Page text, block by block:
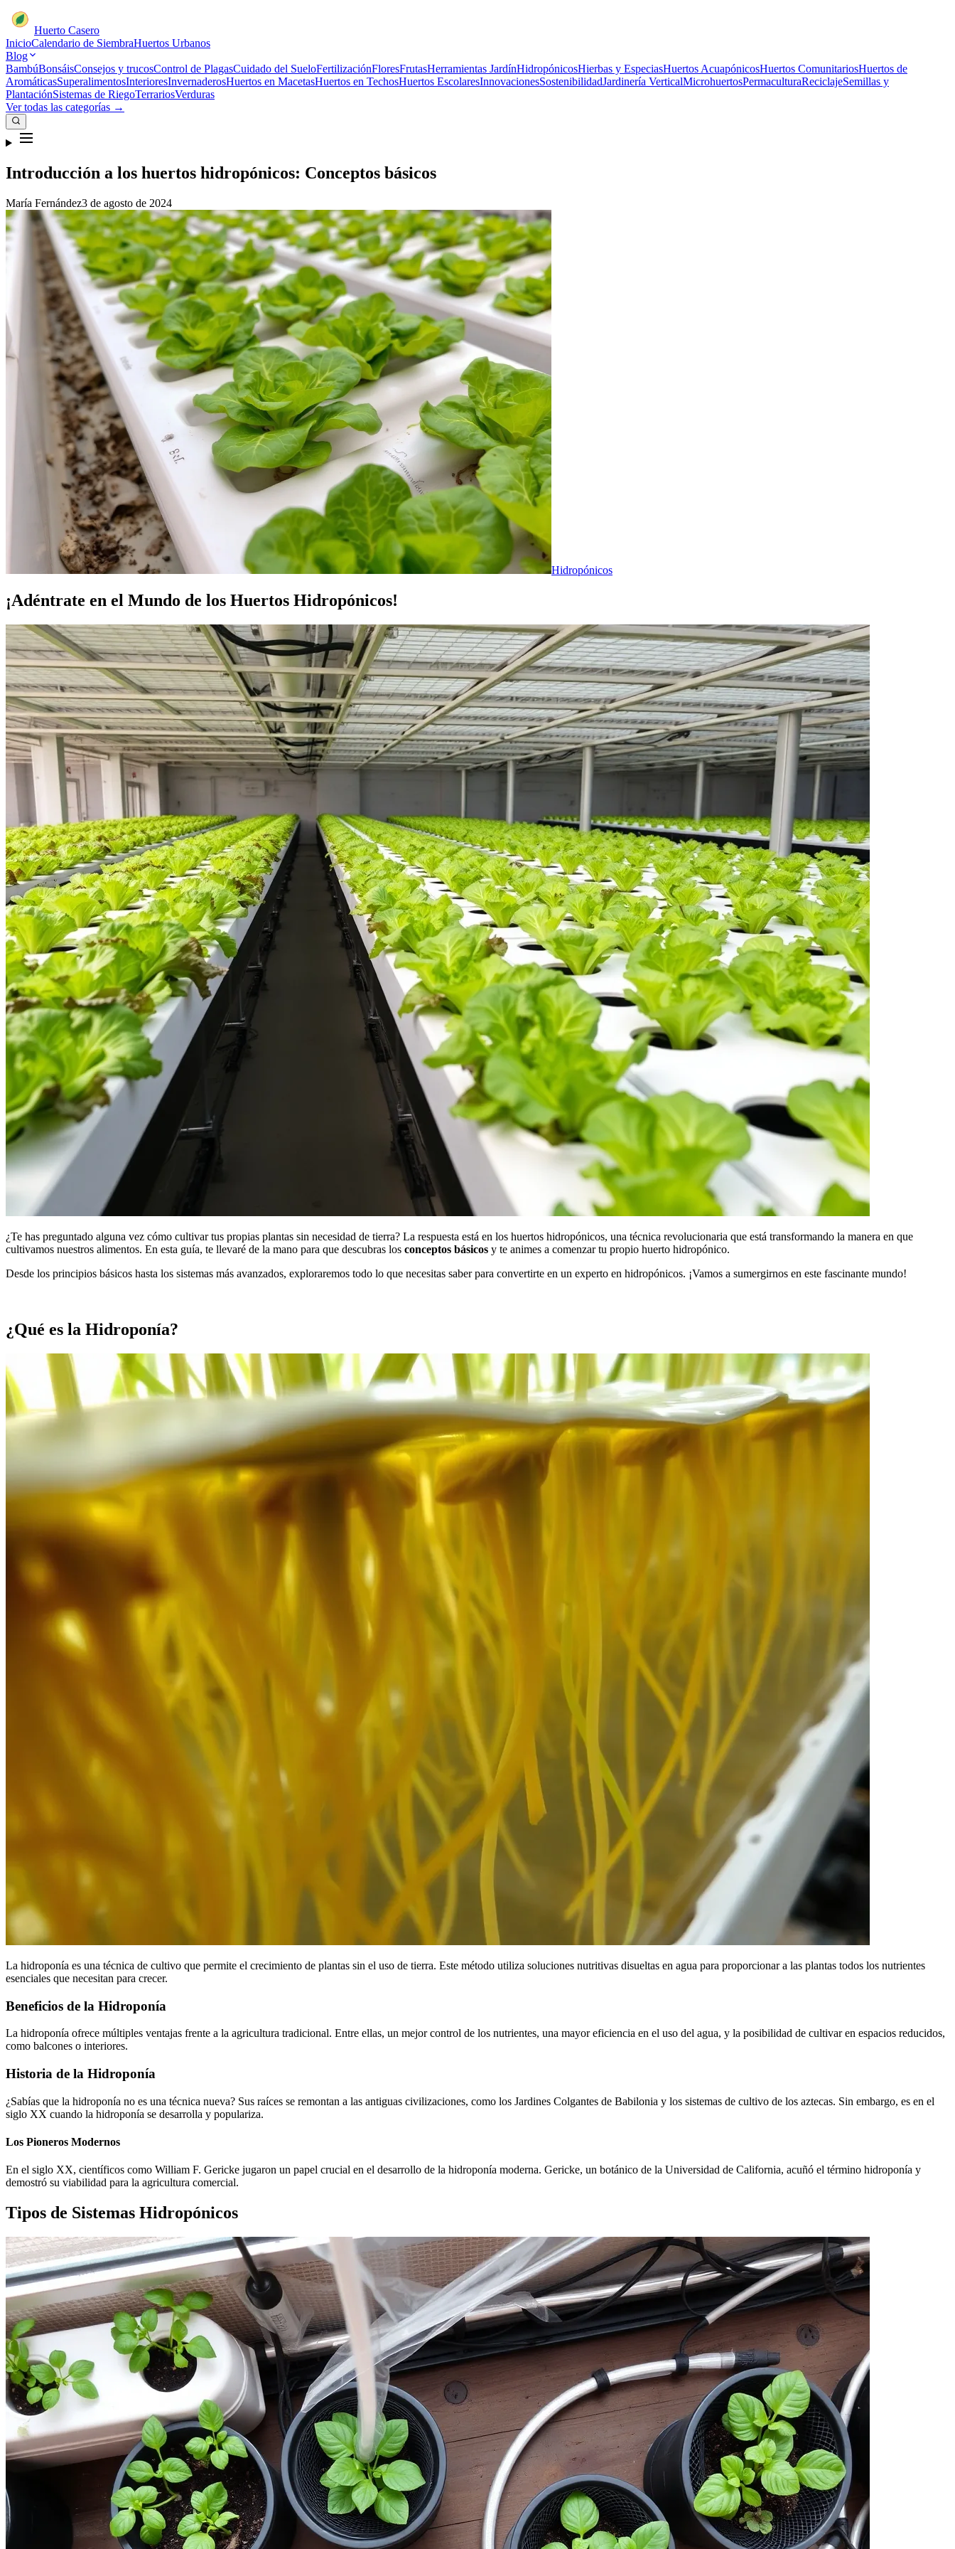
Huerto Casero
InicioCalendario de SiembraHuertos Urbanos
Blog
BambúBonsáisConsejos y trucosControl de PlagasCuidado del SueloFertilizaciónFloresFrutasHerramientas JardínHidropónicosHierbas y EspeciasHuertos AcuapónicosHuertos ComunitariosHuertos de
AromáticasSuperalimentosInterioresInvernaderosHuertos en MacetasHuertos en TechosHuertos EscolaresInnovacionesSostenibilidadJardinería VerticalMicrohuertosPermaculturaReciclajeSemillas y
PlantaciónSistemas de RiegoTerrariosVerduras
Ver todas las categorías →
Introducción a los huertos hidropónicos: Conceptos básicos
María Fernández3 de agosto de 2024
Hidropónicos
¡Adéntrate en el Mundo de los Huertos Hidropónicos!
¿Te has preguntado alguna vez cómo cultivar tus propias plantas sin necesidad de tierra? La respuesta está en los huertos hidropónicos, una técnica revolucionaria que está transformando la manera en que
cultivamos nuestros alimentos. En esta guía, te llevaré de la mano para que descubras los conceptos básicos y te animes a comenzar tu propio huerto hidropónico.
Desde los principios básicos hasta los sistemas más avanzados, exploraremos todo lo que necesitas saber para convertirte en un experto en hidropónicos. ¡Vamos a sumergirnos en este fascinante mundo!
¿Qué es la Hidroponía?
La hidroponía es una técnica de cultivo que permite el crecimiento de plantas sin el uso de tierra. Este método utiliza soluciones nutritivas disueltas en agua para proporcionar a las plantas todos los nutrientes
esenciales que necesitan para crecer.
Beneficios de la Hidroponía
La hidroponía ofrece múltiples ventajas frente a la agricultura tradicional. Entre ellas, un mejor control de los nutrientes, una mayor eficiencia en el uso del agua, y la posibilidad de cultivar en espacios reducidos,
como balcones o interiores.
Historia de la Hidroponía
¿Sabías que la hidroponía no es una técnica nueva? Sus raíces se remontan a las antiguas civilizaciones, como los Jardines Colgantes de Babilonia y los sistemas de cultivo de los aztecas. Sin embargo, es en el
siglo XX cuando la hidroponía se desarrolla y populariza.
Los Pioneros Modernos
En el siglo XX, científicos como William F. Gericke jugaron un papel crucial en el desarrollo de la hidroponía moderna. Gericke, un botánico de la Universidad de California, acuñó el término hidroponía y
demostró su viabilidad para la agricultura comercial.
Tipos de Sistemas Hidropónicos